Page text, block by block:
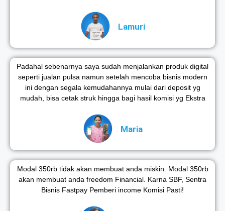
Lamuri
Padahal sebenarnya saya sudah menjalankan produk digital
seperti jualan pulsa namun setelah mencoba bisnis modern
ini dengan segala kemudahannya mulai dari deposit yg
mudah, bisa cetak struk hingga bagi hasil komisi yg Ekstra
Maria
Modal 350rb tidak akan membuat anda miskin. Modal 350rb
akan membuat anda freedom Financial. Karna SBF, Sentra
Bisnis Fastpay Pemberi income Komisi Pasti!